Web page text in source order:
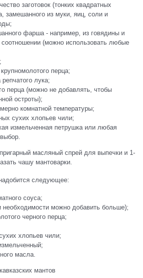
заготовок (тонких квадратных
замешанного из муки, яиц, соли и
фарша - например, из говядины и
соотношении (можно использовать любые
перца;
репчатого лука;
перца (можно не добавлять, чтобы
остроты);
комнатной температуры;
сухих хлопьев чили;
измельченная петрушка или любая
масляный спрей для выпечки и 1-
чашу мантоварки.
следующее:
соуса;
необходимости можно добавить больше);
черного перца;
хлопьев чили;
масла.
мантов